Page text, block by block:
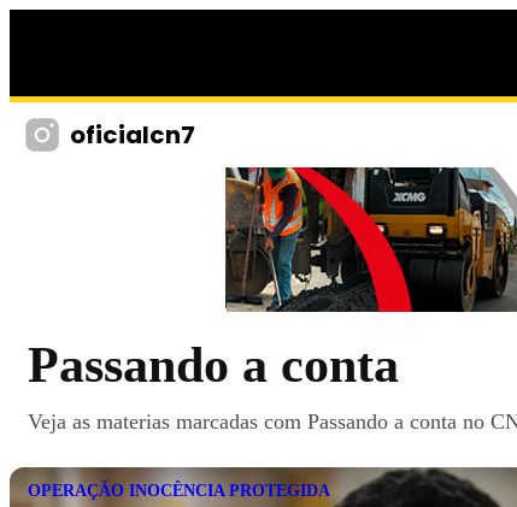
oficialcn7
Passando a conta
Veja as materias marcadas com Passando a conta no
OPERAÇÃO INOCÊNCIA PROTEGIDA